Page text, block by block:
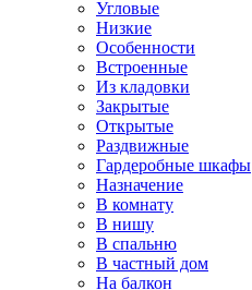
Угловые
Низкие
Особенности
Встроенные
Из кладовки
Закрытые
Открытые
Раздвижные
Гардеробные шкафы
Назначение
В комнату
В нишу
В спальню
В частный дом
На балкон